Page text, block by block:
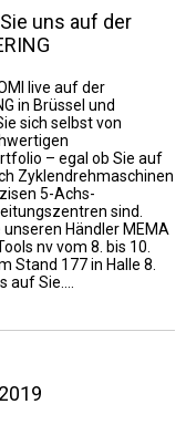
uns auf der
live auf der
in Brüssel und
sich selbst von
– egal ob Sie auf
Zyklendrehmaschinen
5-Achs-
sind.
unseren Händler MEMA
nv vom 8. bis 10.
Stand 177 in Halle 8.
auf Sie….